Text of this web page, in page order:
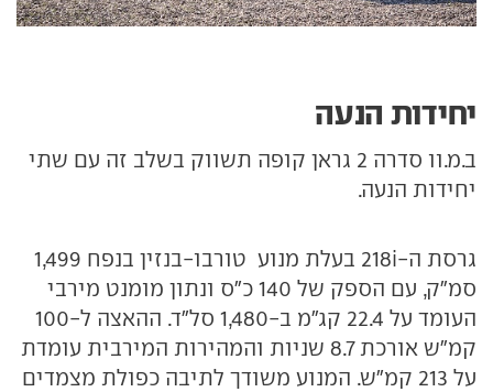
יחידות הנעה
ב.מ.וו סדרה 2 גראן קופה תשווק בשלב זה עם שתי
יחידות הנעה.
גרסת ה-218i בעלת מנוע טורבו-בנזין בנפח 1,499
סמ"ק, עם הספק של 140 כ"ס ונתון מומנט מירבי
העומד על 22.4 קג"מ ב-1,480 סל"ד. ההאצה ל-100
קמ"ש אורכת 8.7 שניות והמהירות המירבית עומדת
על 213 קמ"ש. המנוע משודך לתיבה כפולת מצמדים